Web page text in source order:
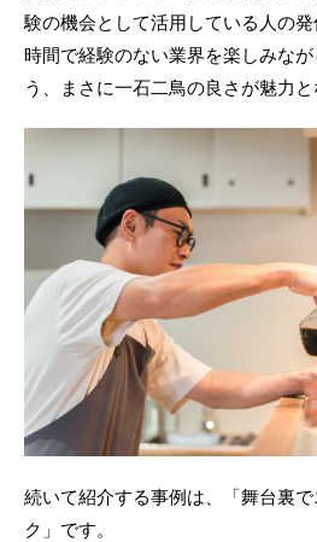
験の機会として活用している人の
時間で経験のない業界を楽しみな
う、まさに一石二鳥の良さが魅力と
続いて紹介する事例は、「舞台裏
ク」です。